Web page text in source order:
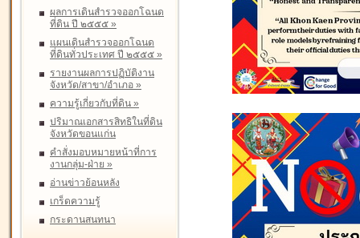
ผลการเดินสำรวจออกโฉนด
ที่ดิน ปี ๒๕๕๕ »
แผนเดินสำรวจออกโฉนด
ที่ดินทั่วประเทศ ปี ๒๕๕๕ »
รายงานผลการปฏิบัติงาน
จังหวัด/สาขา/อำเภอ »
ความรู้เกี่ยวกับที่ดิน »
ปริมาณเอกสารสิทธิในที่ดิน
จังหวัดขอนแก่น
คำสั่งมอบหมายหน้าที่การ
งานกลุ่ม-ฝ่าย »
อ่านข่าวย้อนหลัง
เกร็ดความรู้
กระดานสนทนา